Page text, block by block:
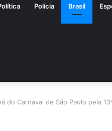
Polícia Brasil
do Carnaval de São Paulo pela